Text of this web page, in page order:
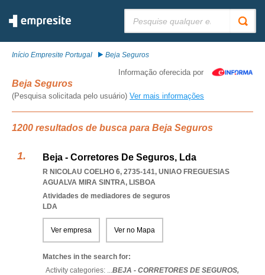
Início Empresite Portugal Beja Seguros
Informação oferecida por
Beja Seguros
(Pesquisa solicitada pelo usuário) Ver mais informações
1200 resultados de busca para Beja Seguros
Beja - Corretores De Seguros, Lda
R NICOLAU COELHO 6, 2735-141, UNIAO FREGUESIAS
AGUALVA MIRA SINTRA, LISBOA
Atividades de mediadores de seguros
LDA
Ver empresa Ver no Mapa
Matches in the search for:
Activity categories: ...BEJA - CORRETORES DE SEGUROS,